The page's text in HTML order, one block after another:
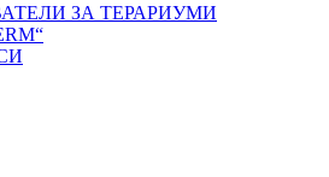
ЗА ТЕРАРИУМИ